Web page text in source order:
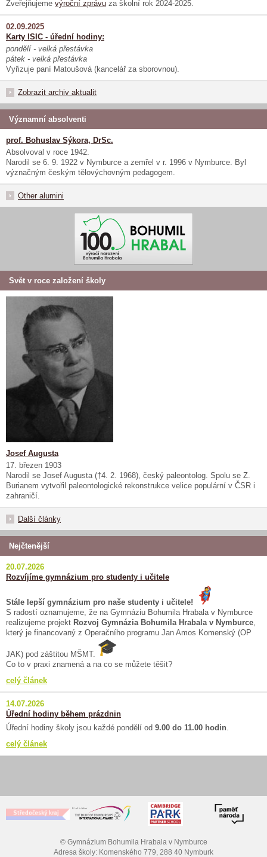
Zveřejňujeme výroční zprávu za školní rok 2024-2025.
02.09.2025
Karty ISIC - úřední hodiny:
pondělí - velká přestávka
pátek - velká přestávka
Vyřizuje paní Matoušová (kancelář za sborovnou).
Zobrazit archiv aktualit
Významní absolventi
prof. Bohuslav Sýkora, DrSc.
Absolvoval v roce 1942.
Narodil se 6. 9. 1922 v Nymburce a zemřel v r. 1996 v Nymburce. Byl
význačným českým tělovýchovným pedagogem.
Other alumini
Svět v roce založení školy
Josef Augusta
17. březen 1903
Narodil se Josef Augusta (†4. 2. 1968), český paleontolog. Spolu se Z.
Burianem vytvořil paleontologické rekonstrukce velice populární v ČSR i
zahraničí.
Další články
Nejčtenější
20.07.2026
Rozvíjíme gymnázium pro studenty i učitele
Stále lepší gymnázium pro naše studenty i učitele!
S radostí oznamujeme, že na Gymnáziu Bohumila Hrabala v Nymburce
realizujeme projekt Rozvoj Gymnázia Bohumila Hrabala v Nymburce,
který je financovaný z Operačního programu Jan Amos Komenský (OP
JAK) pod záštitou MŠMT.
Co to v praxi znamená a na co se můžete těšit?
celý článek
14.07.2026
Úřední hodiny během prázdnin
Úřední hodiny školy jsou každé pondělí od 9.00 do 11.00 hodin.
celý článek
© Gymnázium Bohumila Hrabala v Nymburce
Adresa školy: Komenského 779, 288 40 Nymburk